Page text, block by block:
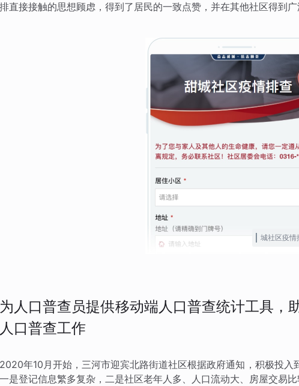
排直接接触的思想顾虑，得到了居民的一致点赞，并在其他社区得到广
城社区疫情
为人口普查员提供移动端人口普查统计工具，
人口普查工作
2020年10月开始，三河市迎宾北路街道社区根据政府通知，积极投入
一是登记信息繁多复杂，二是社区老年人多、人口流动大、房屋交易比